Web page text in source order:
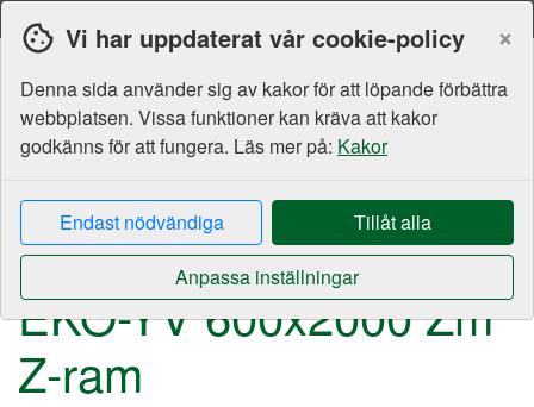
Vi har uppdaterat vår cookie-policy ×
Denna sida använder sig av kakor för att löpande förbättra
webbplatsen. Vissa funktioner kan kräva att kakor
godkänns för att fungera. Läs mer på: Kakor
Endast nödvändiga
Tillåt alla
Anpassa inställningar
Svenska
Galler Ytterväggsgaller EKO-YV 600-700 mm
EKO-YV 600x2000 Zm
Z-ram